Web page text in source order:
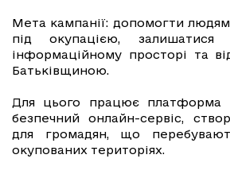
Мета кампанії: допомогти
під окупацією, залишатися
інформаційному просторі та
Батьківщиною.
Для цього працює платформа
безпечний онлайн-сервіс,
для громадян, що
окупованих територіях.